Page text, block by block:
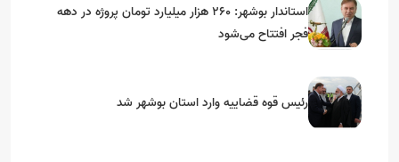
استاندار بوشهر: ۲۶۰ هزار میلیارد تومان پروژه در دهه
فجر افتتاح می‌شود
رئیس قوه قضاییه وارد استان بوشهر شد